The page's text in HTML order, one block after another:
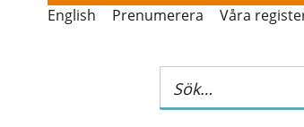
English Prenumerera Våra